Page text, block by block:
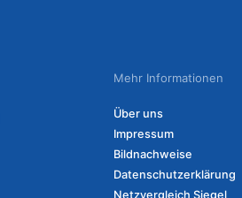
Mehr Informationen
Über uns
Impressum
Bildnachweise
Datenschutzerklärung
Netzvergleich Siegel